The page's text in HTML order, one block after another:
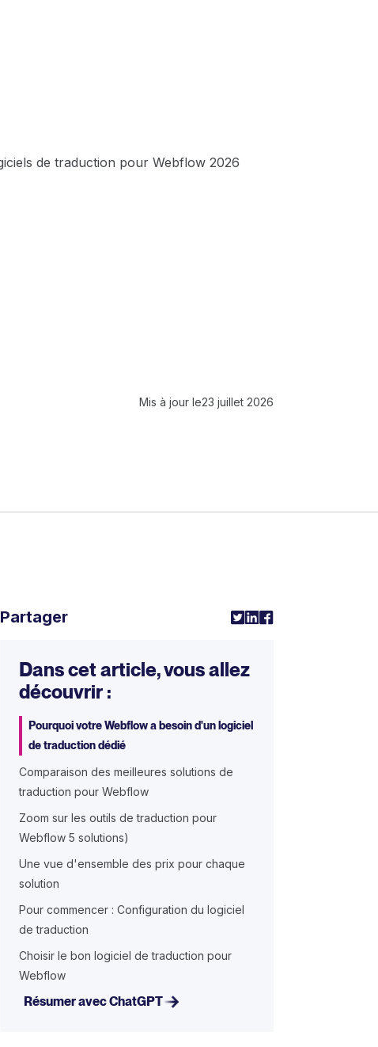
Mis à jour le23 juillet 2026
Partager
Dans cet article, vous allez
découvrir :
Pourquoi votre Webflow a besoin d'un logiciel
de traduction dédié
Comparaison des meilleures solutions de
traduction pour Webflow
Zoom sur les outils de traduction pour
Webflow 5 solutions)
Une vue d'ensemble des prix pour chaque
solution
Pour commencer : Configuration du logiciel
de traduction
Choisir le bon logiciel de traduction pour
Webflow
Résumer avec ChatGPT